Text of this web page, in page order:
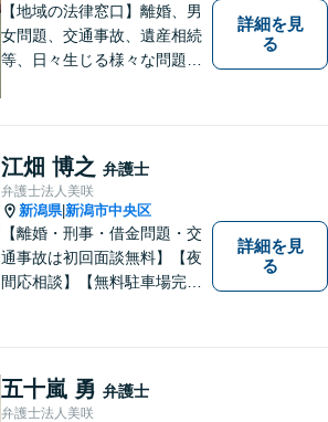
【地域の法律窓口】離婚、男
女問題、交通事故、遺産相続
等、日々生じる様々な問題に
す。
詳細を見
る
江畑 博之 弁護士
弁護士法人美咲
新潟県|新潟市中央区
【離婚・刑事・借金問題・交
通事故は初回面談無料】【夜
間応相談】【無料駐車場完
語も丁寧に解説いたします。
個人の方も法人の方も、お気
軽にご相談ください。
詳細を見
る
五十嵐 勇 弁護士
弁護士法人美咲